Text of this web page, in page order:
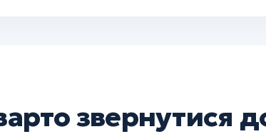
звернутися